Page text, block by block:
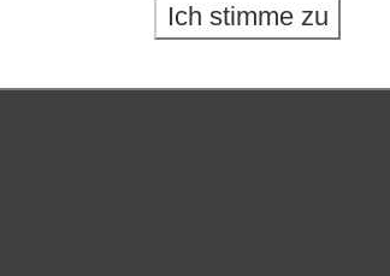
Ich stimme zu